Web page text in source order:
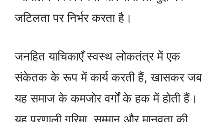
जटिलता पर निर्भर करता है।
जनहित याचिकाएँ स्वस्थ लोकतंत्र में एक
संकेतक के रूप में कार्य करती हैं, खासकर जब
यह समाज के कमजोर वर्गों के हक में होती हैं।